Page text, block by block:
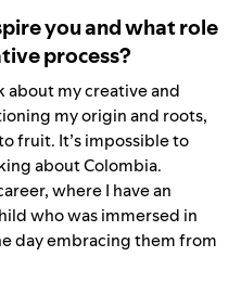
you and what role
process?
about my creative and
my origin and roots,
fruit. It’s impossible to
about Colombia.
where I have an
who was immersed in
day embracing them from